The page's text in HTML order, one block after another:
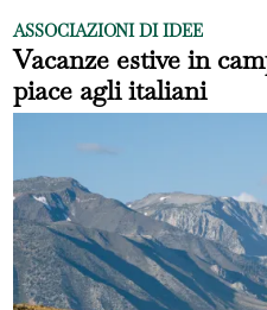
ASSOCIAZIONI DI IDEE
Vacanze estive in
piace agli italiani